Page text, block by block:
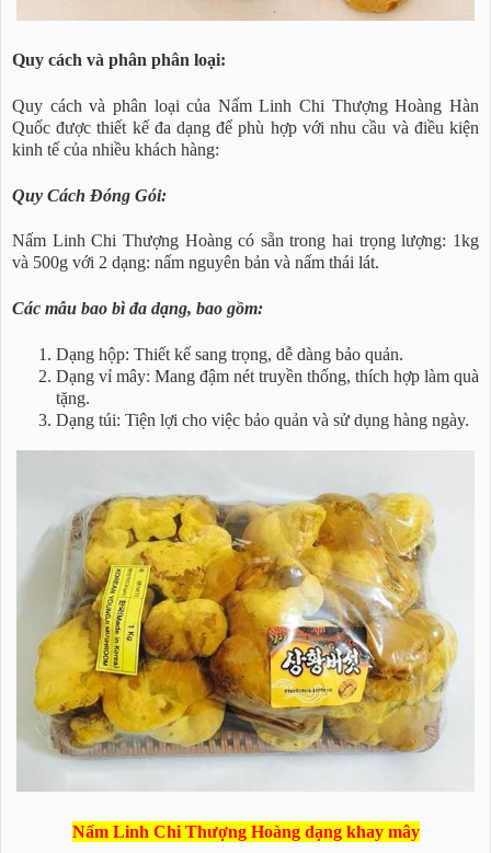
Quy cách và phân phân loại:
Quy cách và phân loại của Nấm Linh Chi Thượng Hoàng Hàn
Quốc được thiết kế đa dạng để phù hợp với nhu cầu và điều kiện
kinh tế của nhiều khách hàng:
Quy Cách Đóng Gói:
Nấm Linh Chi Thượng Hoàng có sẵn trong hai trọng lượng: 1kg
và 500g với 2 dạng: nấm nguyên bản và nấm thái lát.
Các mẫu bao bì đa dạng, bao gồm:
Dạng hộp: Thiết kế sang trọng, dễ dàng bảo quản.
Dạng vỉ mây: Mang đậm nét truyền thống, thích hợp làm quà
tặng.
Dạng túi: Tiện lợi cho việc bảo quản và sử dụng hàng ngày.
Nấm Linh Chi Thượng Hoàng dạng khay mây